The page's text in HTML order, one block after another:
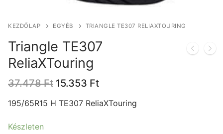
KEZDŐLAP EGYÉB TRIANGLE TE307 RELIAXTOURING
Triangle TE307
ReliaXTouring
37.478Ft Original
was:
15.353 FtCurrent
is:
195/65R15 H TE307 ReliaXTouring
Készleten